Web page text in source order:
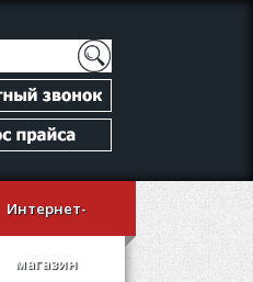
Поиск
Интернет-
магазин